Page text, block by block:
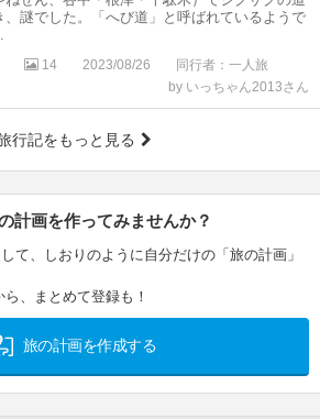
、謎でした。「へび道」と呼ばれているようで
14 2023/08/26
同行者：一人旅
by いっちゃん2013さん
行記をもっと見る
計画を作ってみませんか？
て、しおりのように自分だけの「旅の計画」
、まとめて登録も！
旅の計画を作成する